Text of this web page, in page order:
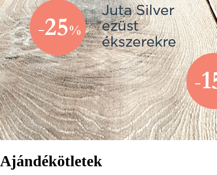
Ajándékötletek